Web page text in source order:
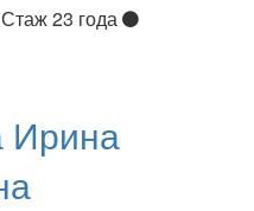
Стаж 23 года
Ирина